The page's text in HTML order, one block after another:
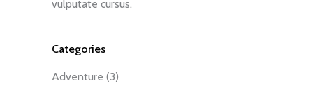
vulputate cursus.
Categories
Adventure (3)